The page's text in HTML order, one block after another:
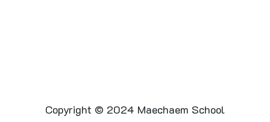
Copyright © 2024 Maechaem School